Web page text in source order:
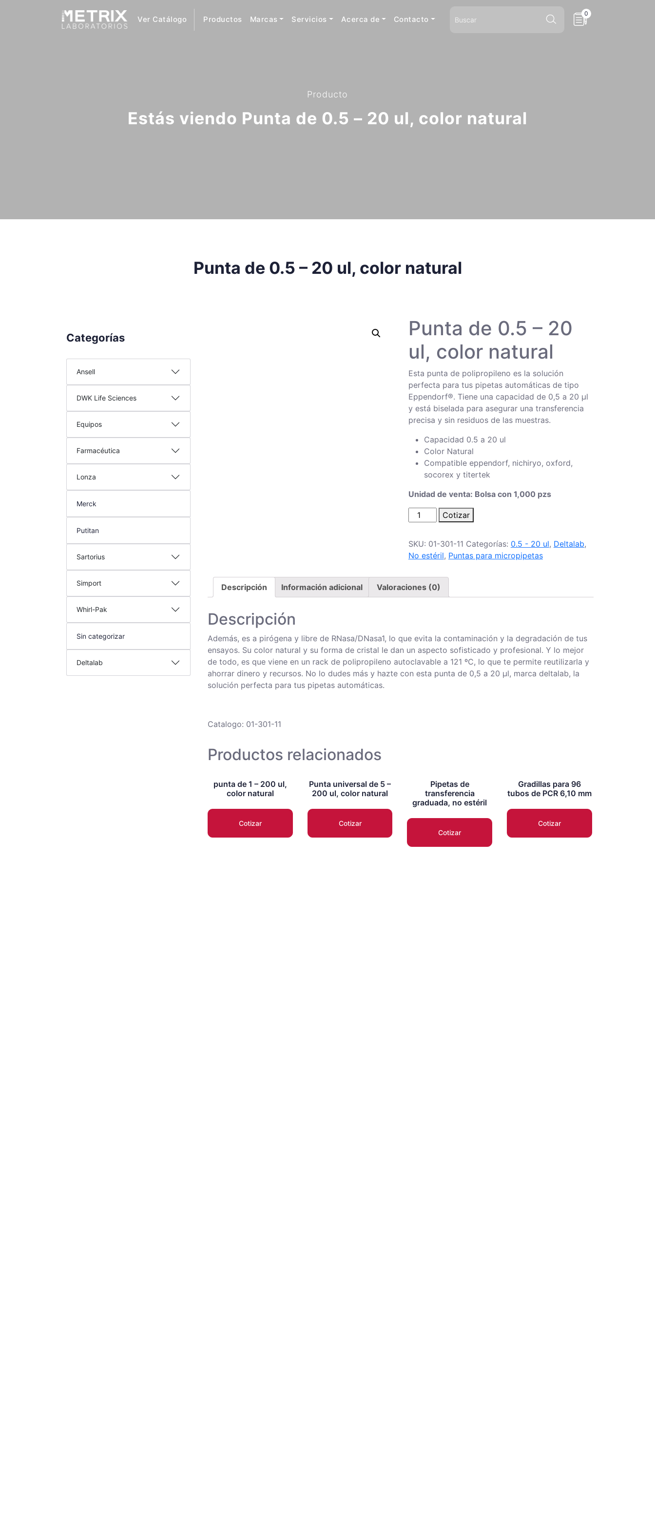
Ver Catálogo Productos Marcas Servicios Acerca de Contacto
0
Producto
Estás viendo Punta de 0.5 – 20 ul, color natural
Punta de 0.5 – 20 ul, color natural
Categorías
Ansell
DWK Life Sciences
Equipos
Farmacéutica
Lonza
Merck
Putitan
Sartorius
Simport
Whirl-Pak
Sin categorizar
Deltalab
Punta de 0.5 – 20
ul, color natural
Esta punta de polipropileno es la solución
perfecta para tus pipetas automáticas de tipo
Eppendorf®. Tiene una capacidad de 0,5 a 20 µl
y está biselada para asegurar una transferencia
precisa y sin residuos de las muestras.
Capacidad 0.5 a 20 ul
Color Natural
Compatible eppendorf, nichiryo, oxford,
socorex y titertek
Unidad de venta: Bolsa con 1,000 pzs
Punta
de
-
20
color
natural
Cotizar
SKU: 01-301-11 Categorías: 0.5 - 20 ul, Deltalab,
No estéril, Puntas para micropipetas
Descripción Información adicional Valoraciones (0)
Descripción
Además, es a pirógena y libre de RNasa/DNasa1, lo que evita la contaminación y la degradación de tus
ensayos. Su color natural y su forma de cristal le dan un aspecto sofisticado y profesional. Y lo mejor
de todo, es que viene en un rack de polipropileno autoclavable a 121 ºC, lo que te permite reutilizarla y
ahorrar dinero y recursos. No lo dudes más y hazte con esta punta de 0,5 a 20 µl, marca deltalab, la
solución perfecta para tus pipetas automáticas.
Catalogo: 01-301-11
Productos relacionados
punta de 1 – 200 ul,
color natural
Cotizar
Punta universal de 5 –
200 ul, color natural
Cotizar
Pipetas de
transferencia
graduada, no estéril
Cotizar
Gradillas para 96
tubos de PCR 6,10 mm
Cotizar